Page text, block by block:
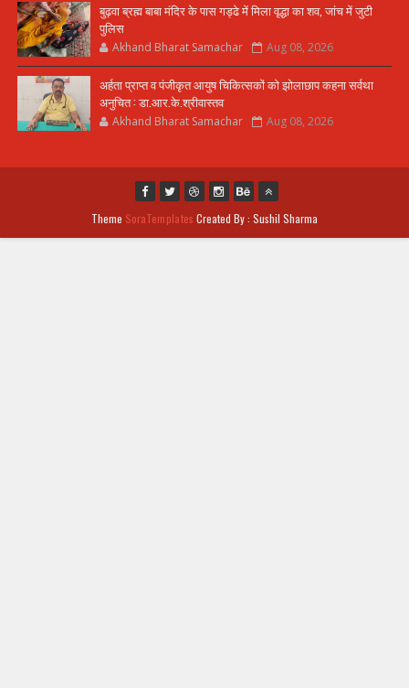
बुढ़वा ब्रह्म बाबा मंदिर के पास गड्ढे में मिला वृद्धा का शव, जांच में जुटी
पुलिस
Akhand Bharat Samachar Aug 08, 2026
अर्हता प्राप्त व पंजीकृत आयुष चिकित्सकों को झोलाछाप कहना सर्वथा
अनुचित : डा.आर.के.श्रीवास्तव
Akhand Bharat Samachar Aug 08, 2026
Theme SoraTemplates Created By : Sushil Sharma